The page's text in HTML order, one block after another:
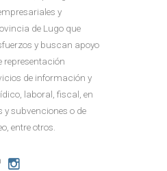
y
de Lugo que
y buscan apoyo
representación
de información y
laboral, fiscal, en
y subvenciones o de
entre otros.